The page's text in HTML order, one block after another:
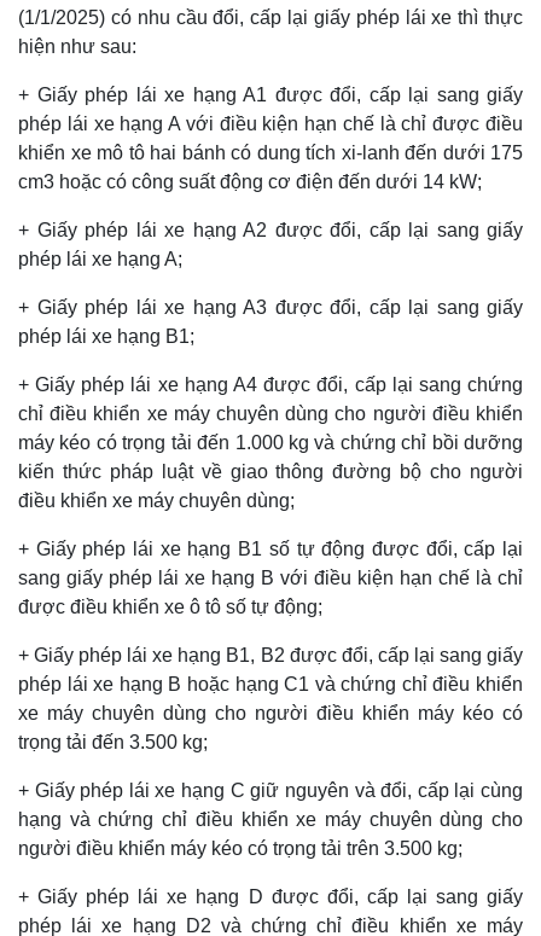
(1/1/2025) có nhu cầu đổi, cấp lại giấy phép lái xe thì thực
hiện như sau:
+ Giấy phép lái xe hạng A1 được đổi, cấp lại sang giấy
phép lái xe hạng A với điều kiện hạn chế là chỉ được điều
khiển xe mô tô hai bánh có dung tích xi-lanh đến dưới 175
cm3 hoặc có công suất động cơ điện đến dưới 14 kW;
+ Giấy phép lái xe hạng A2 được đổi, cấp lại sang giấy
phép lái xe hạng A;
+ Giấy phép lái xe hạng A3 được đổi, cấp lại sang giấy
phép lái xe hạng B1;
+ Giấy phép lái xe hạng A4 được đổi, cấp lại sang chứng
chỉ điều khiển xe máy chuyên dùng cho người điều khiển
máy kéo có trọng tải đến 1.000 kg và chứng chỉ bồi dưỡng
kiến thức pháp luật về giao thông đường bộ cho người
điều khiển xe máy chuyên dùng;
+ Giấy phép lái xe hạng B1 số tự động được đổi, cấp lại
sang giấy phép lái xe hạng B với điều kiện hạn chế là chỉ
được điều khiển xe ô tô số tự động;
+ Giấy phép lái xe hạng B1, B2 được đổi, cấp lại sang giấy
phép lái xe hạng B hoặc hạng C1 và chứng chỉ điều khiển
xe máy chuyên dùng cho người điều khiển máy kéo có
trọng tải đến 3.500 kg;
+ Giấy phép lái xe hạng C giữ nguyên và đổi, cấp lại cùng
hạng và chứng chỉ điều khiển xe máy chuyên dùng cho
người điều khiển máy kéo có trọng tải trên 3.500 kg;
+ Giấy phép lái xe hạng D được đổi, cấp lại sang giấy
phép lái xe hạng D2 và chứng chỉ điều khiển xe máy